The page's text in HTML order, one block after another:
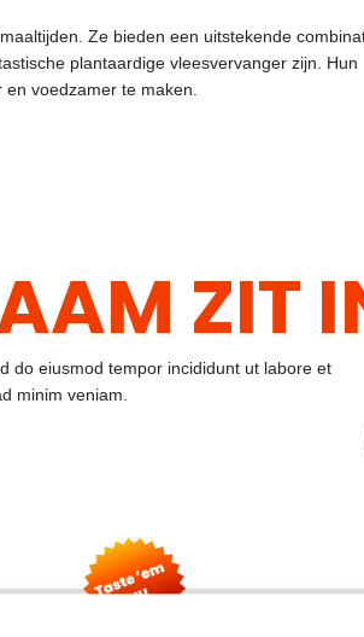
Ze bieden een uitstekende
plantaardige vleesvervanger zijn. Hun
voedzamer te maken.
ZIT
do eiusmod tempor incididunt ut labore et
minim veniam.